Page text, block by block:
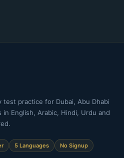
test practice for Dubai, Abu Dhabi
English, Arabic, Hindi, Urdu and
5 Languages No Signup